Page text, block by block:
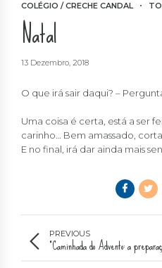
COLÉGIO / CRECHE CANDAL
Natal
13 Dezembro, 2018
O que irá sair daqui? –
Uma coisa é certa, está a ser
carinho… Bem amassado,
E no final, irá dar ainda mais
PREVIOUS
"Caminhada do Advento: a